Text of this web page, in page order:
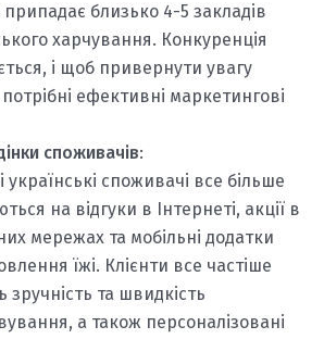
близько 4-5 закладів
харчування. Конкуренція
і щоб привернути увагу
потрібні ефективні маркетингові
споживачів:
українські споживачі все більше
на відгуки в Інтернеті, акції в
мережах та мобільні додатки
їжі. Клієнти все частіше
зручність та швидкість
а також персоналізовані